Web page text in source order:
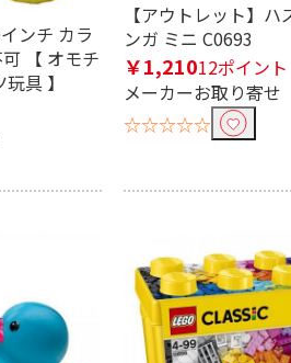
ンチ カラ
【 オモチ
具 】
【アウトレット】ハ
ンガ ミニ C0693
￥1,21012ポイント
メーカーお取り寄せ
☆☆☆☆☆